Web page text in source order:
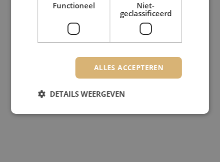
Functioneel
Niet-
geclassificeerd
ALLES ACCEPTEREN
DETAILS WEERGEVEN